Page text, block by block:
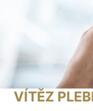
VÍTĚZ